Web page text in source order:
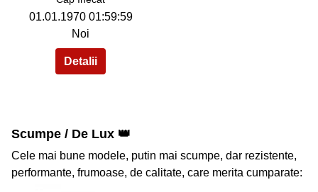
01.01.1970 01:59:59
Noi
Scumpe / De Lux 👑
Cele mai bune modele, putin mai scumpe, dar rezistente,
performante, frumoase, de calitate, care merita cumparate: